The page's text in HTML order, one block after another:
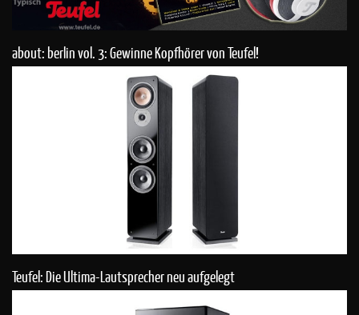
about: berlin vol. 3: Gewinne Kopfhörer von Teufel!
Teufel: Die Ultima-Lautsprecher neu aufgelegt